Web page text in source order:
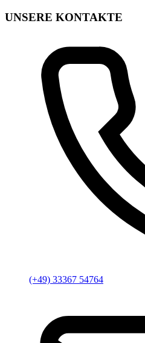
UNSERE KONTAKTE
(+49) 33367 54764